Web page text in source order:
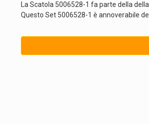
La Scatola 5006528-1 fa parte della
Questo Set 5006528-1 è annoverabile